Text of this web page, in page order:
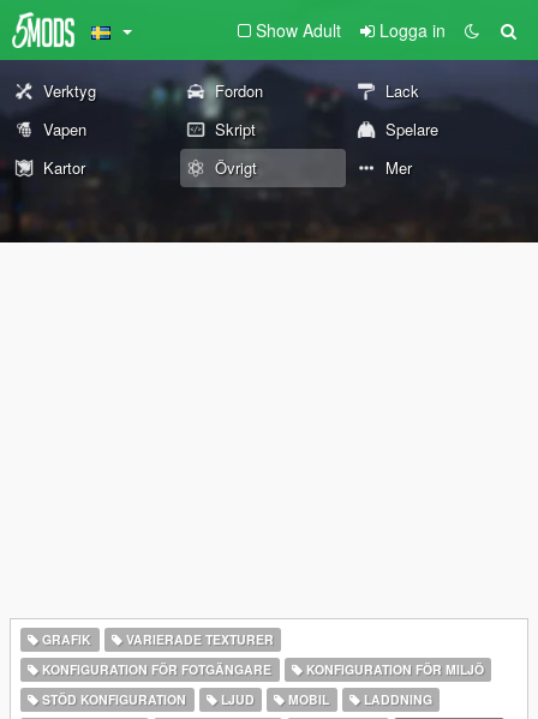
Show Adult Logga in
Verktyg Fordon
Lack
Vapen
Skript
Spelare
Kartor
Övrigt Mer
GRAFIK
VARIERADE TEXTURER
KONFIGURATION FÖR FOTGÄNGARE
KONFIGURATION FÖR MILJÖ
STÖD KONFIGURATION
LJUD MOBIL
LADDNING